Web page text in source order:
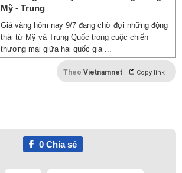
Mỹ - Trung
Giá vàng hôm nay 9/7 đang chờ đợi những động
thái từ Mỹ và Trung Quốc trong cuộc chiến
thương mại giữa hai quốc gia ...
Theo Vietnamnet Copy link
0Chia sẻ